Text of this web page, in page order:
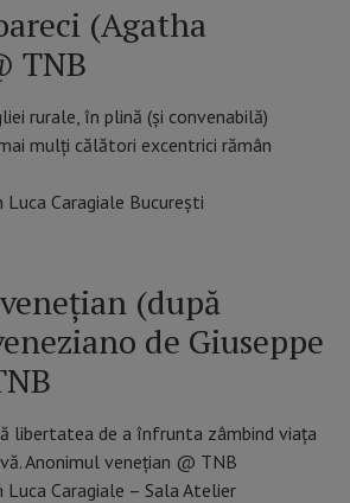
(Agatha
TNB
rurale, în plină (și convenabilă)
mulți călători excentrici rămân
Caragiale București
(după
de Giuseppe
libertatea de a înfrunta zâmbind viaţa
Anonimul venețian @ TNB
Caragiale – Sala Atelier